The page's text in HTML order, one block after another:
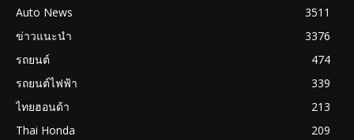
Auto News
3511
ข่าวแนะนำ
3376
รถยนต์
474
รถยนต์ไฟฟ้า
339
ไทยฮอนด้า
213
Thai Honda
209